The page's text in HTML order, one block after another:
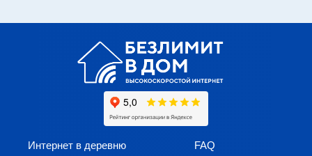
Интернет в деревню
FAQ